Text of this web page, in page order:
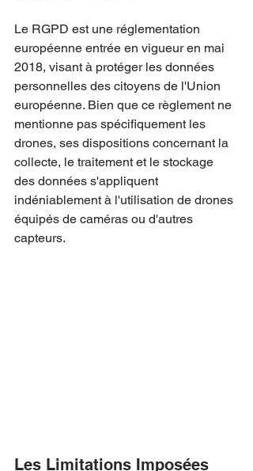
Le RGPD est une réglementation
européenne entrée en vigueur en mai
2018, visant à protéger les données
personnelles des citoyens de l'Union
européenne. Bien que ce règlement ne
mentionne pas spécifiquement les
drones, ses dispositions concernant la
collecte, le traitement et le stockage
des données s'appliquent
indéniablement à l'utilisation de drones
équipés de caméras ou d'autres
capteurs.
Les Limitations Imposées